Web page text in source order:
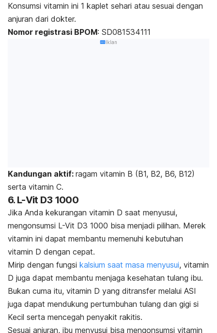
Konsumsi vitamin ini 1 kaplet sehari atau sesuai dengan
anjuran dari dokter.
Nomor registrasi BPOM: SD081534111
Iklan
Kandungan aktif: ragam vitamin B (B1, B2, B6, B12)
serta vitamin C.
6. L-Vit D3 1000
Jika Anda kekurangan vitamin D saat menyusui,
mengonsumsi L-Vit D3 1000 bisa menjadi pilihan. Merek
vitamin ini dapat membantu memenuhi kebutuhan
vitamin D dengan cepat.
Mirip dengan fungsi kalsium saat masa menyusui, vitamin
D juga dapat membantu menjaga kesehatan tulang ibu.
Bukan cuma itu, vitamin D yang ditransfer melalui ASI
juga dapat mendukung pertumbuhan tulang dan gigi si
Kecil serta mencegah penyakit rakitis.
Sesuai anjuran, ibu menyusui bisa mengonsumsi vitamin